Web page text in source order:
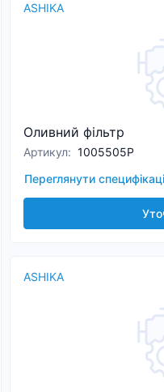
ASHIKA
Оливний фільтр
Артикул: 1005505P
Переглянути
ASHIKA